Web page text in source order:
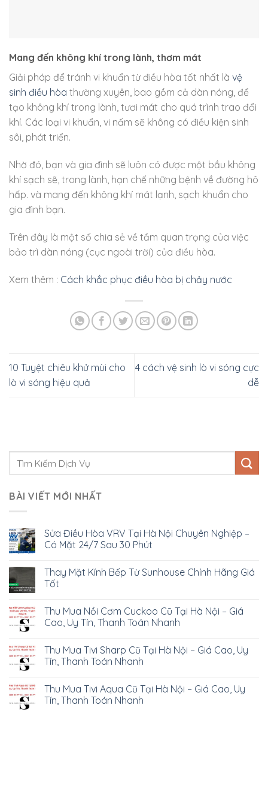
Mang đến không khí trong lành, thơm mát
Giải pháp để tránh vi khuẩn từ điều hòa tốt nhất là vệ
sinh điều hòa thường xuyên, bao gồm cả dàn nóng, để
tạo không khí trong lành, tươi mát cho quá trình trao đổi
khí. Các loại vi khuẩn, vi nấm sẽ không có điều kiện sinh
sôi, phát triển.
Nhờ đó, bạn và gia đình sẽ luôn có được một bầu không
khí sạch sẽ, trong lành, hạn chế những bệnh về đường hô
hấp. và mang đến không khí mát lạnh, sạch khuẩn cho
gia đình bạn.
Trên đây là một số chia sẻ về tầm quan trọng của việc
bảo trì dàn nóng (cục ngoài trời) của điều hòa.
Xem thêm : Cách khắc phục điều hòa bị chảy nước
10 Tuyệt chiêu khử mùi cho
lò vi sóng hiệu quả
4 cách vệ sinh lò vi sóng cực
dễ
BÀI VIẾT MỚI NHẤT
Sửa Điều Hòa VRV Tại Hà Nội Chuyên Nghiệp –
Có Mặt 24/7 Sau 30 Phút
Thay Mặt Kính Bếp Từ Sunhouse Chính Hãng Giá
Tốt
Thu Mua Nồi Cơm Cuckoo Cũ Tại Hà Nội – Giá
Cao, Uy Tín, Thanh Toán Nhanh
Thu Mua Tivi Sharp Cũ Tại Hà Nội – Giá Cao, Uy
Tín, Thanh Toán Nhanh
Thu Mua Tivi Aqua Cũ Tại Hà Nội – Giá Cao, Uy
Tín, Thanh Toán Nhanh